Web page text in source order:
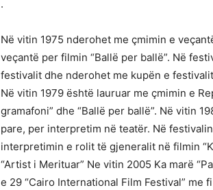
.
Në vitin 1975 nderohet me çmimin e
veçantë per filmin “Ballë per ballë”. Në
festivalit dhe nderohet me kupën e
Në vitin 1979 është lauruar me çmimin e
gramafoni” dhe “Ballë per ballë”. Në vitin
pare, per interpretim në teatër. Në
interpretimin e rolit të gjeneralit në filmin
“Artist i Merituar” Ne vitin 2005 Ka marë
e 29 “Cairo International Film Festival” me